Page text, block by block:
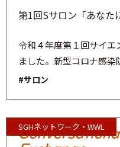
第1回Sサロン「あなた
令和４年度第１回サイ
ました。新型コロナ感
#サロン
SGHネットワーク・WWL